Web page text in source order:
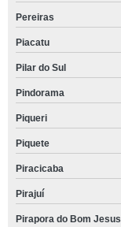
Pereiras
Piacatu
Pilar do Sul
Pindorama
Piqueri
Piquete
Piracicaba
Pirajuí
Pirapora do Bom Jesus